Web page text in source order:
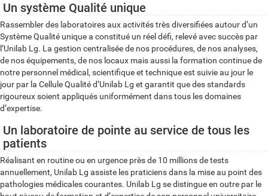
Un système Qualité unique
Rassembler des laboratoires aux activités très diversifiées autour d’un
Système Qualité unique a constitué un réel défi, relevé avec succès par
l’Unilab Lg. La gestion centralisée de nos procédures, de nos analyses,
de nos équipements, de nos locaux mais aussi la formation continue de
notre personnel médical, scientifique et technique est suivie au jour le
jour par la Cellule Qualité d’Unilab Lg et garantit que des standards
rigoureux soient appliqués uniformément dans tous les domaines
d’expertise.
Un laboratoire de pointe au service de tous les
patients
Réalisant en routine ou en urgence près de 10 millions de tests
annuellement, Unilab Lg assiste les praticiens dans la mise au point des
pathologies médicales courantes. Unilab Lg se distingue en outre par le